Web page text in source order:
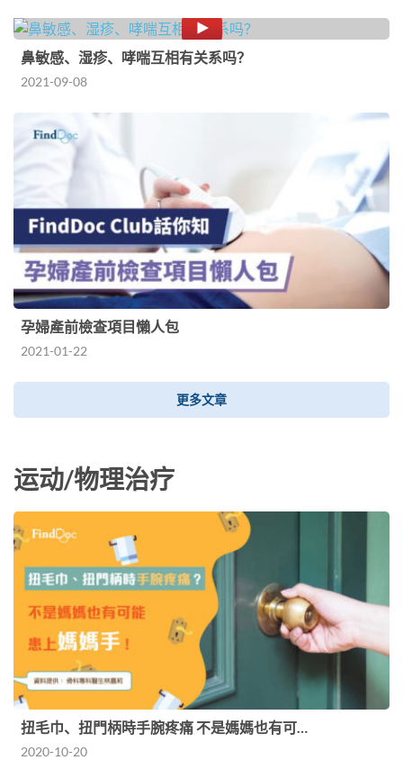
鼻敏感、湿疹、哮喘互相有关系吗？
2021-09-08
孕婦產前檢查項目懶人包
2021-01-22
更多文章
运动/物理治疗
扭毛巾、扭門柄時手腕疼痛 不是媽媽也有可…
2020-10-20